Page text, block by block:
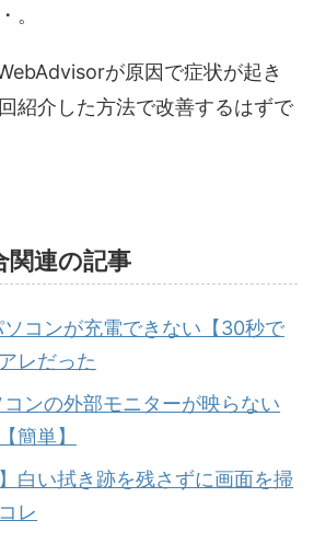
。
が原因で症状が起き
紹介した方法で改善するはずで
関連の記事
コンが充電できない【30秒で
レだった
ンの外部モニターが映らない
簡単】
白い拭き跡を残さずに画面を掃
レ